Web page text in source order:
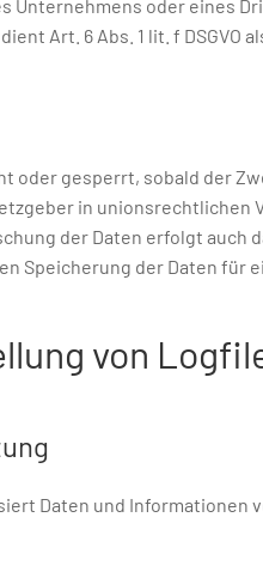
Unternehmens oder eines
Art. 6 Abs. 1 lit. f DSGVO
gesperrt, sobald der
in
der Daten erfolgt auch
Speicherung der Daten für
von
Daten und Informationen